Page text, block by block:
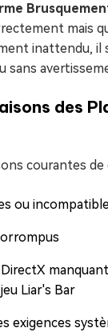
mais
inattendu, il
sans
des
courantes de
ou
Liar's Bar
exigences